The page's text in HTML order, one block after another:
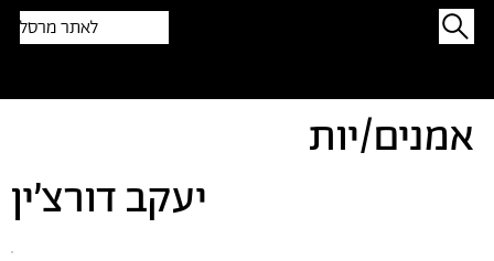
לאתר מרסל
יעקב דורצ׳ין
אמנים/יות